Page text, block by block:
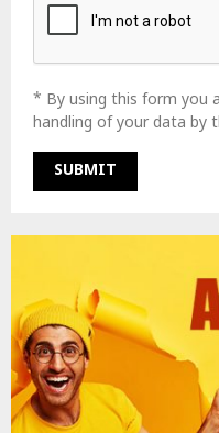
* By using this form you
handling of your data by